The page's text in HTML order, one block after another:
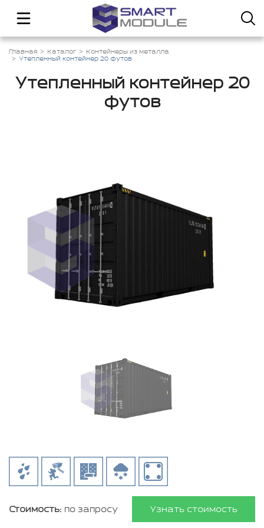
Главная Каталог
Контейнеры из металла
Утепленный контейнер 20 футов
Утепленный контейнер 20
футов
Стоимость: по запросу Узнать стоимость